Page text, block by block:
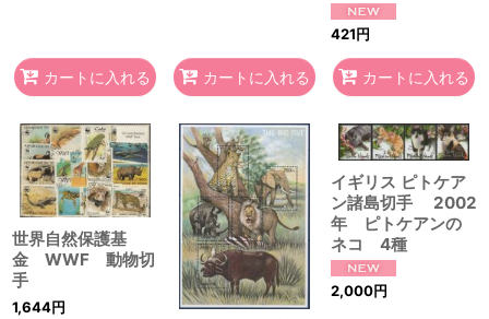
カートに入れる カートに入れる
421円
カートに入れる
世界自然保護基
金 WWF 動物切
手
1,644円
イギリス ピトケア
ン諸島切手 2002
年 ピトケアンの
ネコ 4種
2,000円